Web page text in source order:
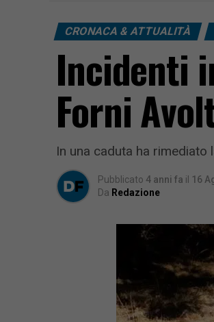
CRONACA & ATTUALITÀ
Incidenti
Forni
In una caduta ha
Pubblicato 4 anni fa il 16
Da Redazione